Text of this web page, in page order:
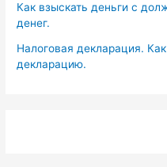
Как взыскать деньги с
денег.
Налоговая декларация.
декларацию.